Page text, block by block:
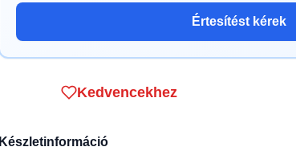
Értesítést kérek
Kedvencekhez
Készletinformáció